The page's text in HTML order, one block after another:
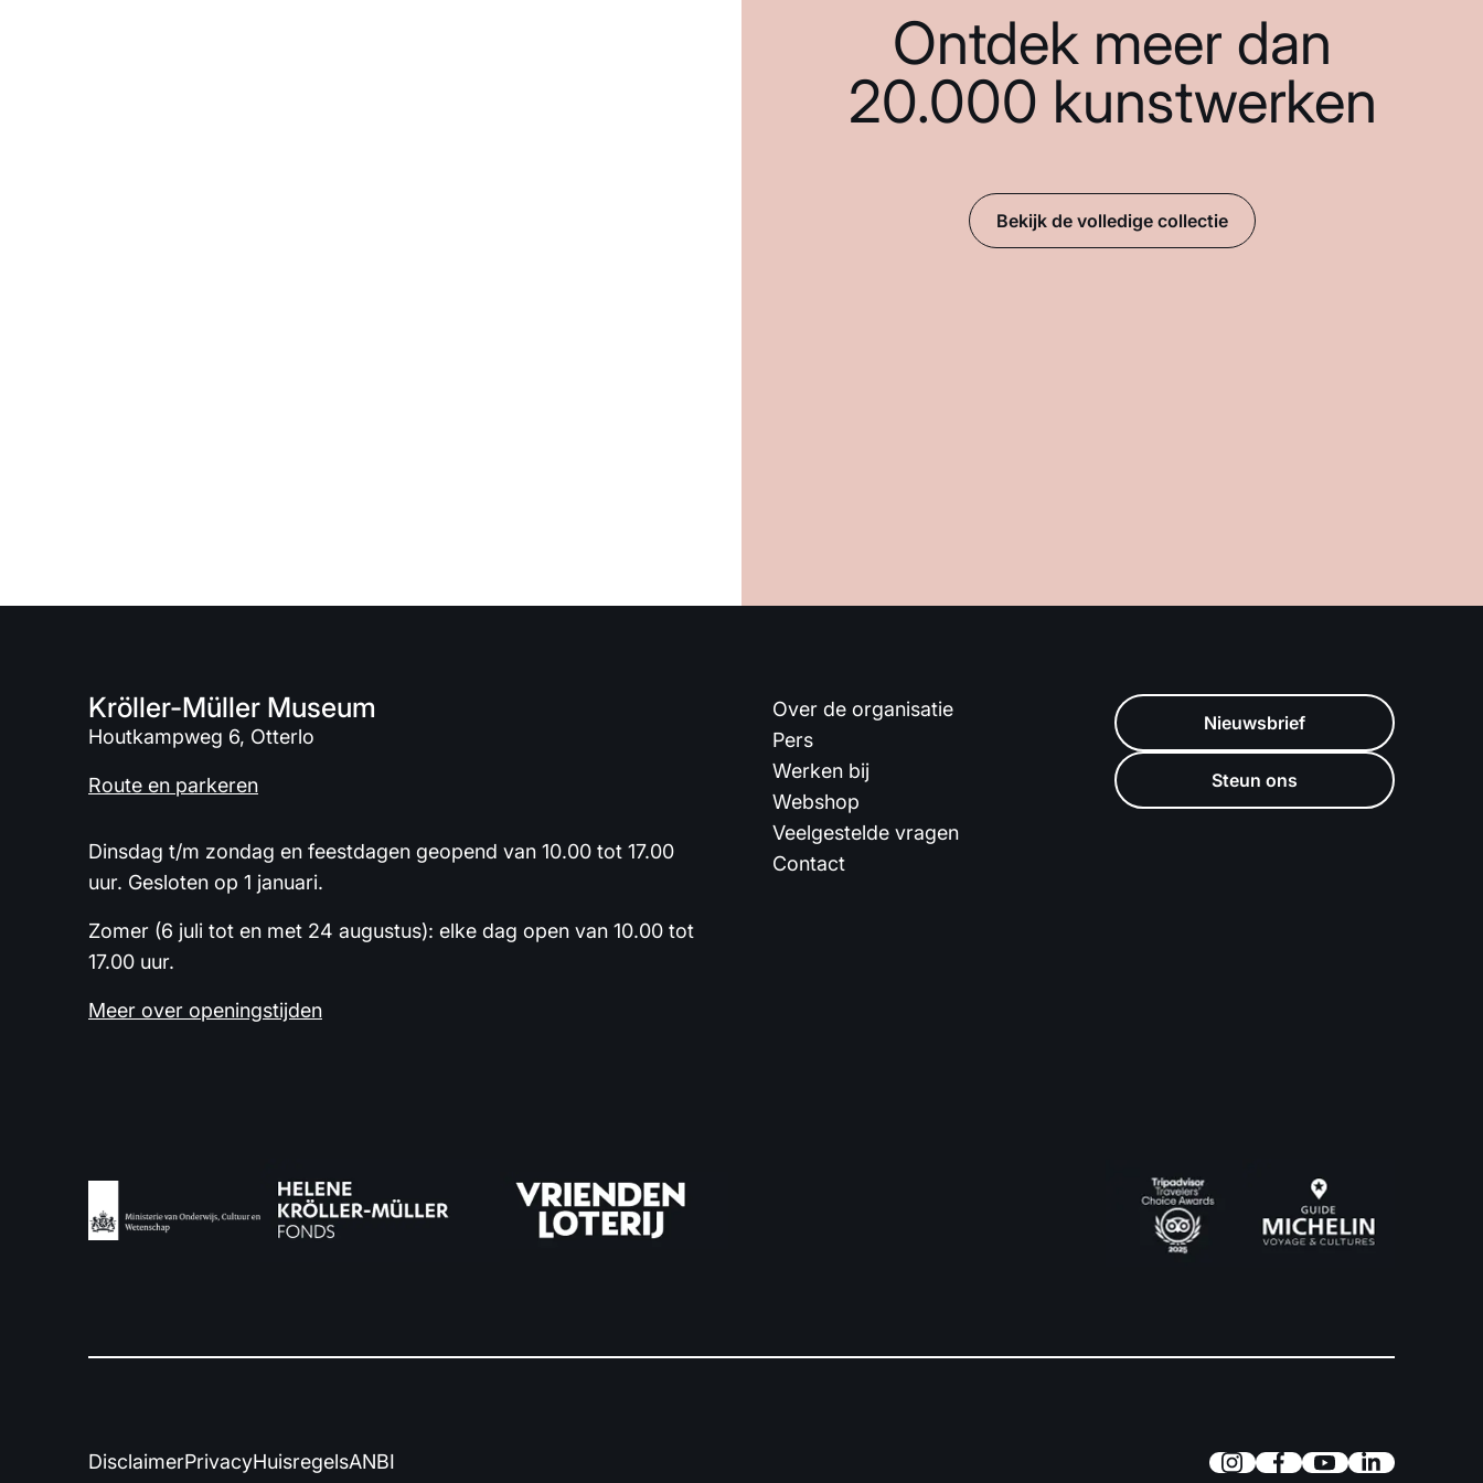
Ontdek meer dan
20.000 kunstwerken
Bekijk de volledige collectie
Kröller-Müller Museum
Houtkampweg 6, Otterlo
Route en parkeren
Dinsdag t/m zondag en feestdagen geopend van 10.00 tot 17.00
uur. Gesloten op 1 januari.
Zomer (6 juli tot en met 24 augustus): elke dag open van 10.00 tot
17.00 uur.
Meer over openingstijden
Over de organisatie
Pers
Werken bij
Webshop
Veelgestelde vragen
Contact
Nieuwsbrief
Steun ons
DisclaimerPrivacyHuisregelsANBI